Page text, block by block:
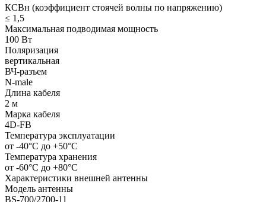
КСВн (коэффициент стоячей волны по напряжению)
≤ 1,5
Максимальная подводимая мощность
100 Вт
Поляризация
вертикальная
ВЧ-разъем
N-male
Длина кабеля
2 м
Марка кабеля
4D-FB
Температура эксплуатации
от -40°С до +50°С
Температура хранения
от -60°С до +80°С
Характеристики внешней антенны
Модель антенны
BS-700/2700-11